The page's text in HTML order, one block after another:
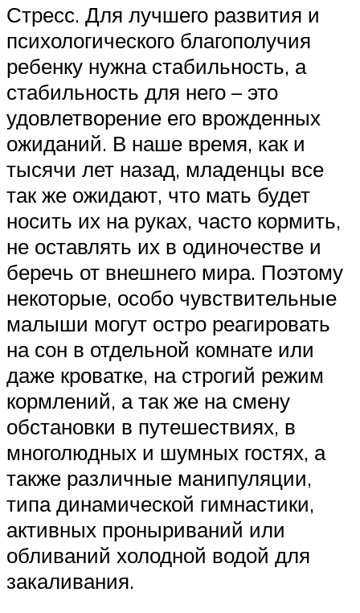
Стресс. Для лучшего развития и
психологического благополучия
ребенку нужна стабильность, а
стабильность для него – это
удовлетворение его врожденных
ожиданий. В наше время, как и
тысячи лет назад, младенцы все
так же ожидают, что мать будет
носить их на руках, часто кормить,
не оставлять их в одиночестве и
беречь от внешнего мира. Поэтому
некоторые, особо чувствительные
малыши могут остро реагировать
на сон в отдельной комнате или
даже кроватке, на строгий режим
кормлений, а так же на смену
обстановки в путешествиях, в
многолюдных и шумных гостях, а
также различные манипуляции,
типа динамической гимнастики,
активных проныриваний или
обливаний холодной водой для
закаливания.